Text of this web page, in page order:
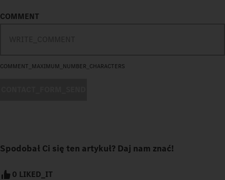
COMMENT
COMMENT_MAXIMUM_NUMBER_CHARACTERS
Spodobał Ci się ten artykuł? Daj nam znać!
0 LIKED_IT